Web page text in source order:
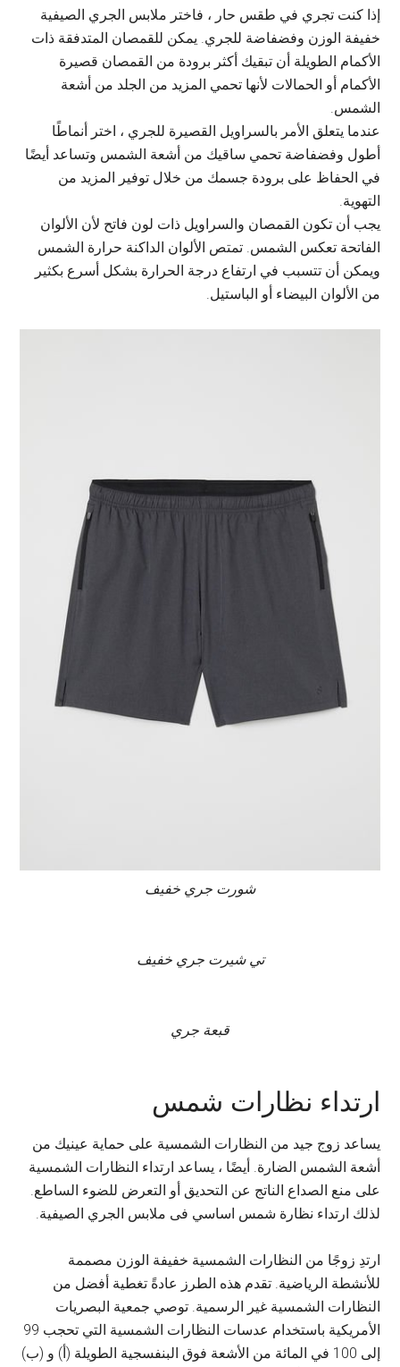
إذا كنت تجري في طقس حار ، فاختر ملابس الجري الصيفية
خفيفة الوزن وفضفاضة للجري. يمكن للقمصان المتدفقة ذات
الأكمام الطويلة أن تبقيك أكثر برودة من القمصان قصيرة
الأكمام أو الحمالات لأنها تحمي المزيد من الجلد من أشعة
الشمس.
عندما يتعلق الأمر بالسراويل القصيرة للجري ، اختر أنماطًا
أطول وفضفاضة تحمي ساقيك من أشعة الشمس وتساعد أيضًا
في الحفاظ على برودة جسمك من خلال توفير المزيد من
التهوية.
يجب أن تكون القمصان والسراويل ذات لون فاتح لأن الألوان
الفاتحة تعكس الشمس. تمتص الألوان الداكنة حرارة الشمس
ويمكن أن تتسبب في ارتفاع درجة الحرارة بشكل أسرع بكثير
من الألوان البيضاء أو الباستيل.
شورت جري خفيف
تي شيرت جري خفيف
قبعة جري
ارتداء نظارات شمس
يساعد زوج جيد من النظارات الشمسية على حماية عينيك من
أشعة الشمس الضارة. أيضًا ، يساعد ارتداء النظارات الشمسية
على منع الصداع الناتج عن التحديق أو التعرض للضوء الساطع.
لذلك ارتداء نظارة شمس اساسي فى ملابس الجري الصيفية.
ارتدِ زوجًا من النظارات الشمسية خفيفة الوزن مصممة
للأنشطة الرياضية. تقدم هذه الطرز عادةً تغطية أفضل من
النظارات الشمسية غير الرسمية. توصي جمعية البصريات
الأمريكية باستخدام عدسات النظارات الشمسية التي تحجب 99
إلى 100 في المائة من الأشعة فوق البنفسجية الطويلة (أ) و (ب)